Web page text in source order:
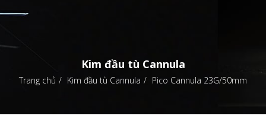
Kim đầu tù Cannula
Trang chủ Kim đầu tù Cannula Pico Cannula 23G/50mm